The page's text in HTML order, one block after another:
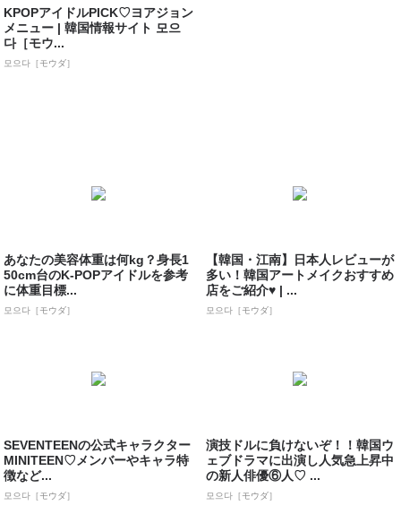
KPOPアイドルPICK♡ヨアジョン
メニュー | 韓国情報サイト 모으
다［モウ...
모으다［モウダ］
あなたの美容体重は何kg？身長1
50cm台のK-POPアイドルを参考
に体重目標...
모으다［モウダ］
【韓国・江南】日本人レビューが
多い！韓国アートメイクおすすめ
店をご紹介♥ | ...
모으다［モウダ］
SEVENTEENの公式キャラクター
MINITEEN♡メンバーやキャラ特
徴など...
모으다［モウダ］
演技ドルに負けないぞ！！韓国ウ
ェブドラマに出演し人気急上昇中
の新人俳優⑥人♡ ...
모으다［モウダ］